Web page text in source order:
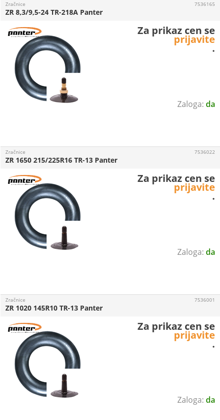
da
Zračnice
ZR 8,3/9,5-24 TR-218A Panter
7536165
Za prikaz cen se
prijavite
.
da
Zračnice
ZR 1650 215/225R16 TR-13 Panter
7536022
Za prikaz cen se
prijavite
.
da
Zračnice
ZR 1020 145R10 TR-13 Panter
7536001
Za prikaz cen se
prijavite
.